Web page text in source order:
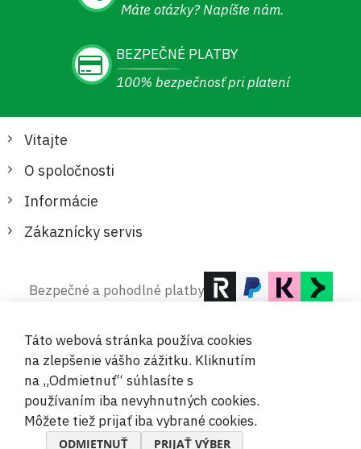
Máte otázky? Napíšte nám.
BEZPEČNÉ PLATBY
100% bezpečnosť pri platení
Vitajte
O spoločnosti
Informácie
Zákaznícky servis
Bezpečné a pohodlné platby
© 2019-2026 Megamix s.r.o.
Táto webová stránka používa cookies
na zlepšenie vášho zážitku. Kliknutím
na „Odmietnuť“ súhlasíte s
používaním iba nevyhnutných cookies.
Môžete tiež prijať iba vybrané cookies.
ODMIETNUŤ PRIJAŤ VÝBER